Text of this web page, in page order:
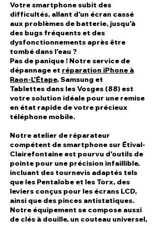
Votre smartphone subit des
difficultés, allant d'un écran cassé
aux problèmes de batterie, jusqu'à
des bugsfréquents et des
dysfonctionnements après être
tombé dans l'eau ?
Pas de panique ! Notreservice de
dépannage et réparation iPhone à
Raon-L'Étape, Samsung et
Tablettes dans les Vosges (88) est
votre solution idéale pour une remise
en état rapide de votre précieux
téléphone mobile.
Notre atelier de réparateur
compétent de smartphone sur Étival-
Clairefontaine est pourvu d'outils de
pointe pour une précision infaillible,
incluant des tournevis adaptés tels
que les Pentalobe et les Torx, des
leviers conçus pour les écrans LCD,
ainsi que des pinces antistatiques.
Notre équipement se compose aussi
de clés à douille, un couteau universel,